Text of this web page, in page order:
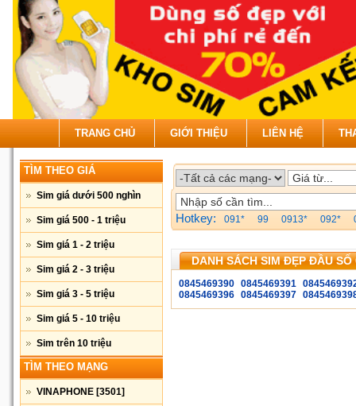
TRANG CHỦ GIỚI THIỆU LIÊN HỆ
TÌM THEO GIÁ
Sim giá dưới 500 nghìn
Sim giá 500 - 1 triệu
Sim giá 1 - 2 triệu
Sim giá 2 - 3 triệu
Sim giá 3 - 5 triệu
Sim giá 5 - 10 triệu
Sim trên 10 triệu
TÌM THEO MẠNG
VINAPHONE [3501]
Hotkey: 091* 99 0913* 092*
DANH SÁCH SIM ĐẸP ĐẦU SỐ
0845469390 0845469391
0845469396 0845469397